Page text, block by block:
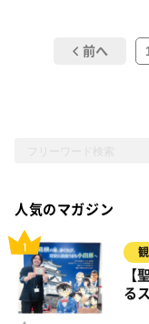
前へ
人気のマガジン
【
る